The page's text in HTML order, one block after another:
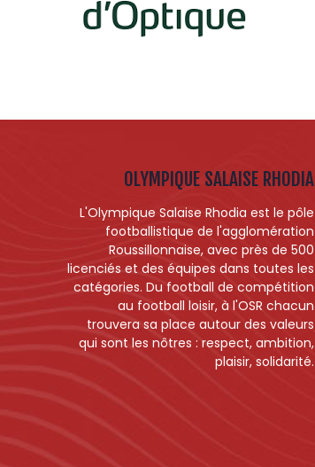
OLYMPIQUE SALAISE RHODIA
L'Olympique Salaise Rhodia est le pôle
footballistique de l'agglomération
Roussillonnaise, avec près de 500
licenciés et des équipes dans toutes les
catégories. Du football de compétition
au football loisir, à l'OSR chacun
trouvera sa place autour des valeurs
qui sont les nôtres : respect, ambition,
plaisir, solidarité.